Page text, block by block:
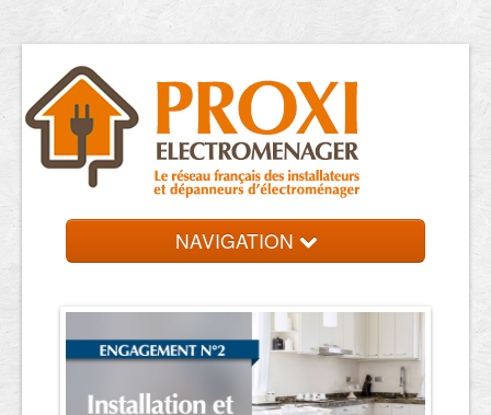
NAVIGATION